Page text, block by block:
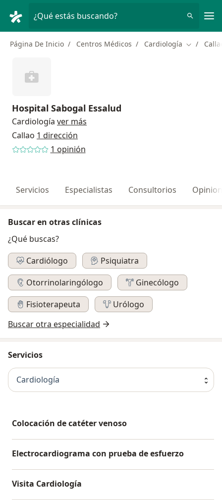
¿Qué estás buscando?
Página De Inicio Centros Médicos Cardiología Cambiar
Hospital Sabogal Essalud
Cardiología ver más
Callao 1 dirección
1 opinión
Servicios Especialistas Consultorios
Buscar en otras clínicas
¿Qué buscas?
Cardiólogo
Psiquiatra
Otorrinolaringólogo
Ginecólogo
Fisioterapeuta
Urólogo
Buscar otra especialidad
Servicios
Cardiología
Colocación de catéter venoso
Electrocardiograma con prueba de esfuerzo
Visita Cardiología